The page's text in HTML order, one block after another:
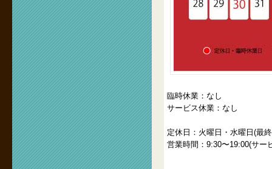
臨時休業：なし
サービス休業：なし
定休日：火曜日・水曜日(最
営業時間：9:30〜19:00(サー